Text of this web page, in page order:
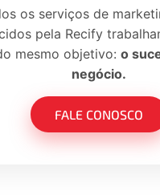
os serviços de
pela Recify
mesmo objetivo: o
negócio.
FALE CONOSCO